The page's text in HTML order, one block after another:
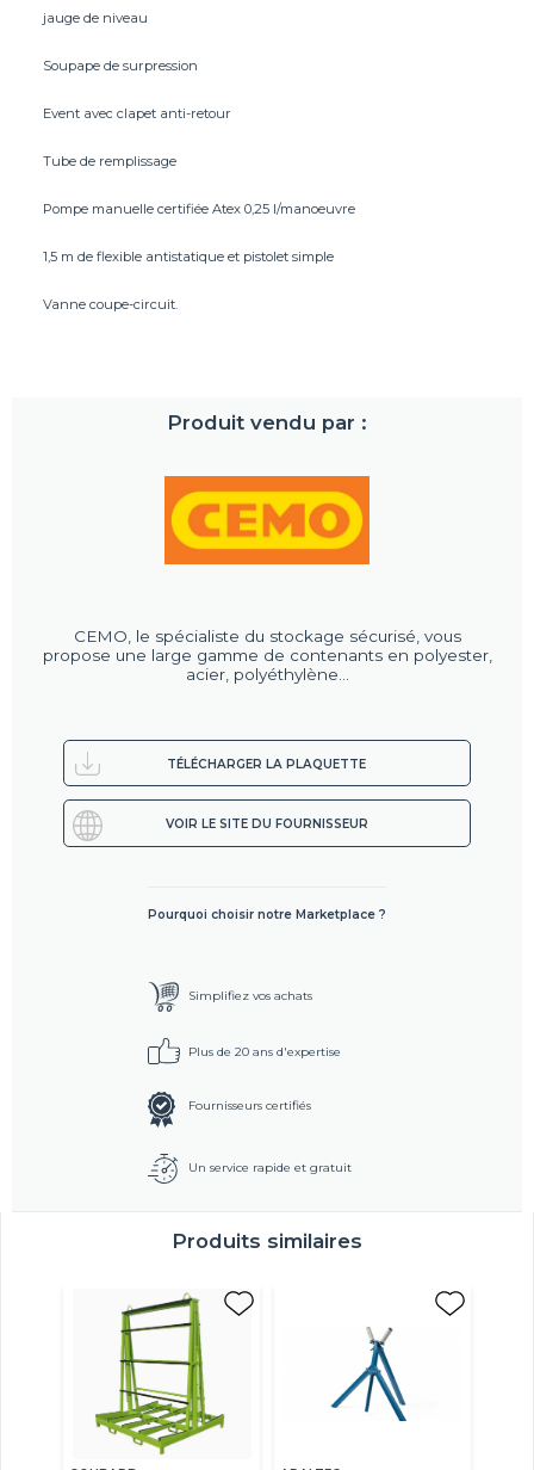
jauge de niveau
Soupape de surpression
Event avec clapet anti-retour
Tube de remplissage
Pompe manuelle certifiée Atex 0,25 l/manoeuvre
1,5 m de flexible antistatique et pistolet simple
Vanne coupe-circuit.
Produit vendu par :
CEMO, le spécialiste du stockage sécurisé, vous
propose une large gamme de contenants en polyester,
acier, polyéthylène...
TÉLÉCHARGER LA PLAQUETTE
VOIR LE SITE DU FOURNISSEUR
Pourquoi choisir notre Marketplace ?
Simplifiez vos achats
Plus de 20 ans d'expertise
Fournisseurs certifiés
Un service rapide et gratuit
Produits similaires